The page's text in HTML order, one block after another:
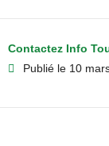
Contactez Info
Publié le 10